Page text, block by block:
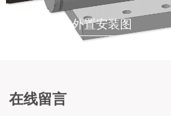
液压油缸外置安装图
在线留言